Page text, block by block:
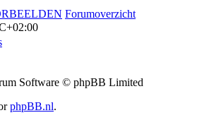
Forumoverzicht
Software © phpBB Limited
phpBB.nl.